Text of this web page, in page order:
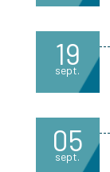
19
sept.
05
sept.